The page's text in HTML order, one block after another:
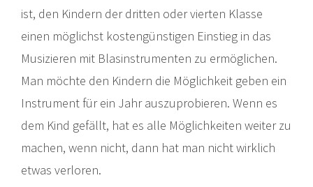
ist, den Kindern der dritten oder vierten Klasse
einen möglichst kostengünstigen Einstieg in das
Musizieren mit Blasinstrumenten zu ermöglichen.
Man möchte den Kindern die Möglichkeit geben ein
Instrument für ein Jahr auszuprobieren. Wenn es
dem Kind gefällt, hat es alle Möglichkeiten weiter zu
machen, wenn nicht, dann hat man nicht wirklich
etwas verloren.